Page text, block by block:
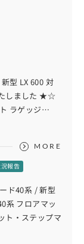
型 LX 600 対
しました ★☆
ラゲッジ…
MORE
報告
ド40系 / 新型
系 フロアマッ
ト・ステップマ